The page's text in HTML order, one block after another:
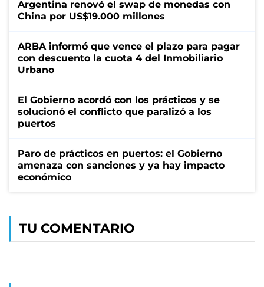
Argentina renovó el swap de monedas con
China por US$19.000 millones
ARBA informó que vence el plazo para pagar
con descuento la cuota 4 del Inmobiliario
Urbano
El Gobierno acordó con los prácticos y se
solucionó el conflicto que paralizó a los
puertos
Paro de prácticos en puertos: el Gobierno
amenaza con sanciones y ya hay impacto
económico
TU COMENTARIO